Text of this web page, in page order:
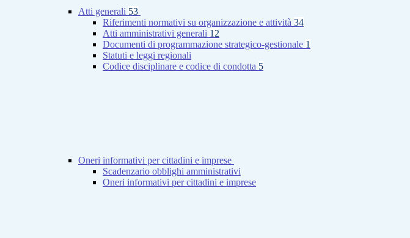
Atti generali 53
Riferimenti normativi su organizzazione e attività 34
Atti amministrativi generali 12
Documenti di programmazione strategico-gestionale 1
Statuti e leggi regionali
Codice disciplinare e codice di condotta 5
Oneri informativi per cittadini e imprese
Scadenzario obblighi amministrativi
Oneri informativi per cittadini e imprese